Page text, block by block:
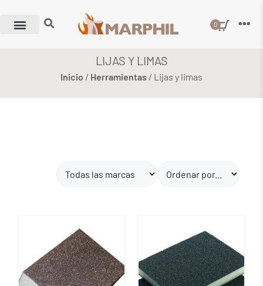
0
LIJAS Y LIMAS
Inicio / Herramientas / Lijas y limas